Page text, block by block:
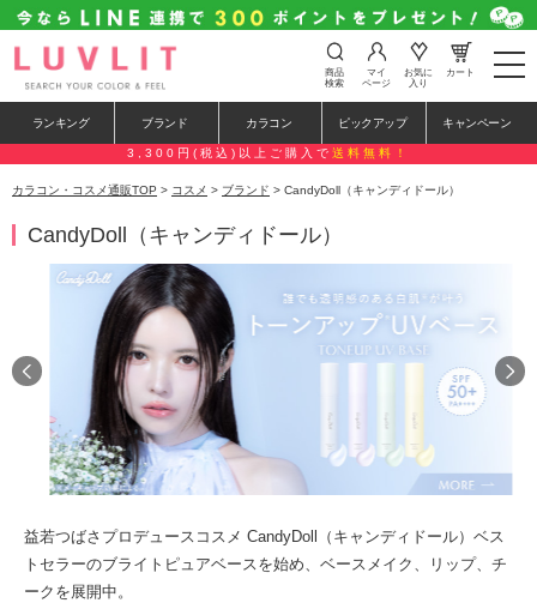
t
o
e
n
商品
検索
マイ
ページ
お気に
入り
カート
ランキング ブランド カラコン ピックアップ キャンペーン
3,300円(税込)以上ご購入で 送料無料！
カラコン・コスメ通販TOP > コスメ > ブランド > CandyDoll（キャンディドール）
CandyDoll（キャンディドール）
益若つばさプロデュースコスメ CandyDoll（キャンディドール）ベス
トセラーのブライトピュアベースを始め、ベースメイク、リップ、チ
ークを展開中。